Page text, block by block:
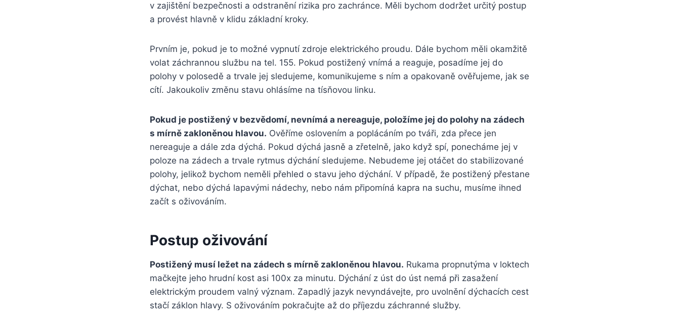
v zajištění bezpečnosti a odstranění rizika pro zachránce. Měli bychom dodržet určitý postup
a provést hlavně v klidu základní kroky.
Prvním je, pokud je to možné vypnutí zdroje elektrického proudu. Dále bychom měli okamžitě
volat záchrannou službu na tel. 155. Pokud postižený vnímá a reaguje, posadíme jej do
polohy v polosedě a trvale jej sledujeme, komunikujeme s ním a opakovaně ověřujeme, jak se
cítí. Jakoukoliv změnu stavu ohlásíme na tísňovou linku.
Pokud je postižený v bezvědomí, nevnímá a nereaguje, položíme jej do polohy na zádech
s mírně zakloněnou hlavou. Ověříme oslovením a poplácáním po tváři, zda přece jen
nereaguje a dále zda dýchá. Pokud dýchá jasně a zřetelně, jako když spí, ponecháme jej v
poloze na zádech a trvale rytmus dýchání sledujeme. Nebudeme jej otáčet do stabilizované
polohy, jelikož bychom neměli přehled o stavu jeho dýchání. V případě, že postižený přestane
dýchat, nebo dýchá lapavými nádechy, nebo nám připomíná kapra na suchu, musíme ihned
začít s oživováním.
Postup oživování
Postižený musí ležet na zádech s mírně zakloněnou hlavou. Rukama propnutýma v loktech
mačkejte jeho hrudní kost asi 100x za minutu. Dýchání z úst do úst nemá při zasažení
elektrickým proudem valný význam. Zapadlý jazyk nevyndávejte, pro uvolnění dýchacích cest
stačí záklon hlavy. S oživováním pokračujte až do příjezdu záchranné služby.